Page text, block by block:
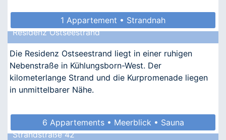
1 Appartement • Strandnah
Residenz Ostseestrand
Die Residenz Ostseestrand liegt in einer ruhigen
Nebenstraße in Kühlungsborn-West. Der
kilometerlange Strand und die Kurpromenade liegen
in unmittelbarer Nähe.
6 Appartements • Meerblick • Sauna
Strandstraße 42